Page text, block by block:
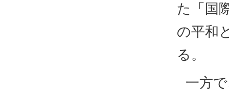
た「国
の平和
る。
一方